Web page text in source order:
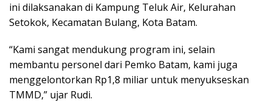
ini dilaksanakan di Kampung Teluk Air, Kelurahan
Setokok, Kecamatan Bulang, Kota Batam.
“Kami sangat mendukung program ini, selain
membantu personel dari Pemko Batam, kami juga
menggelontorkan Rp1,8 miliar untuk menyukseskan
TMMD,” ujar Rudi.